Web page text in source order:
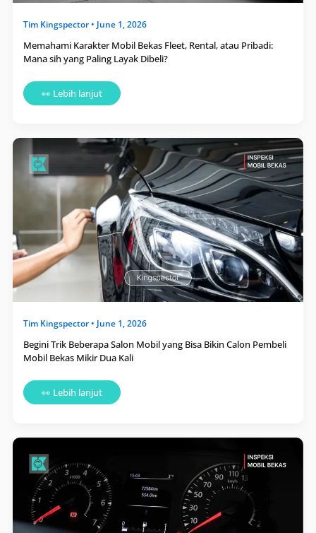
Tim Kingspector• June 1, 2026
Memahami Karakter Mobil Bekas Fleet, Rental, atau Pribadi:
Mana sih yang Paling Layak Dibeli?
👀 Lebih lanjut
Tim Kingspector• June 1, 2026
Begini Trik Beberapa Salon Mobil yang Bisa Bikin Calon Pembeli
Mobil Bekas Mikir Dua Kali
Begini
Beberapa
Salon
Mobil
Bisa
Bikin
Pembeli
Mobil
Bekas
Mikir
Dua
Kali
👀 Lebih lanjut
Sering
Kenapa
Odometer
Rendah
Tidak
Berarti
Mobilnya
Bakal
Lebih
Bagus?